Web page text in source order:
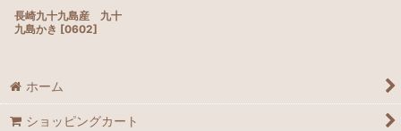
長崎九十九島産 九十
九島かき [0602]
ホーム
ショッピングカート